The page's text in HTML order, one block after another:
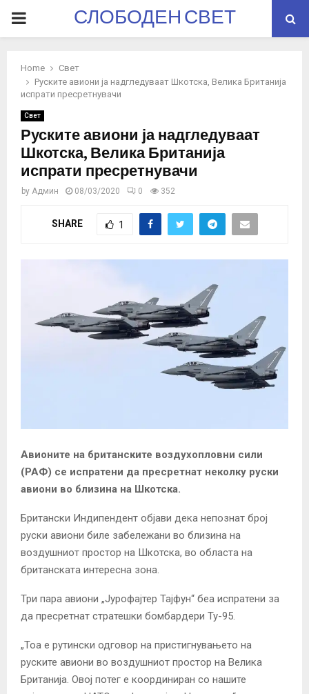
PRIMARYСЛОБОДЕН СВЕТ
Home
Свет
Руските авиони ја надгледуваат Шкотска, Велика Британија
испрати пресретнувачи
Свет
Руските авиони ја надгледуваат
Шкотска, Велика Британија
испрати пресретнувачи
by Админ 08/03/2020 0 352
SHARE 1
Авионите на британските воздухопловни сили
(РАФ) се испратени да пресретнат неколку руски
авиони во близина на Шкотска.
Британски Индипендент објави дека непознат број
руски авиони биле забележани во близина на
воздушниот простор на Шкотска, во областа на
британската интересна зона.
Три пара авиони „Јурофајтер Тајфун“ беа испратени за
да пресретнат стратешки бомбардери Ту-95.
„Тоа е рутински одговор на пристигнувањето на
руските авиони во воздушниот простор на Велика
Британија. Овој потег е координиран со нашите